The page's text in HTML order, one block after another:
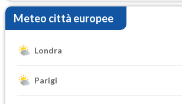
Meteo città europee
Londra
Parigi